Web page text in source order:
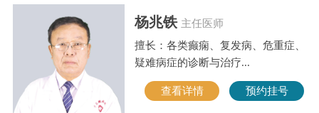
杨兆铁 主任医师
擅长：各类癫痫、复发病、危重症、
疑难病症的诊断与治疗...
查看详情 预约挂号